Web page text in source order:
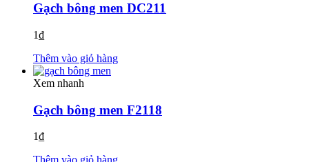
Gạch bông men DC211
1₫
Thêm vào giỏ hàng
Xem nhanh
Gạch bông men F2118
1₫